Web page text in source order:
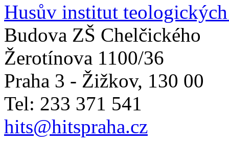
Husův institut
Budova ZŠ Chelčického
Žerotínova 1100/36
Praha 3 - Žižkov, 130 00
Tel: 233 371 541
hits@hitspraha.cz